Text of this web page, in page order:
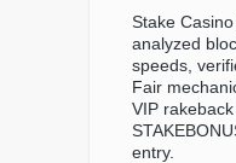
Stake
analyzed
speeds,
Fair
VIP
entry.